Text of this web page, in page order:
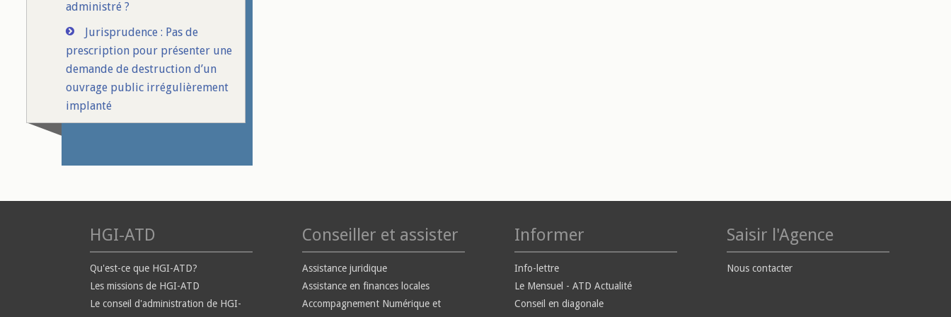
administré ?
Jurisprudence : Pas de
prescription pour présenter une
demande de destruction d’un
ouvrage public irrégulièrement
implanté
HGI-ATD
Qu'est-ce que HGI-ATD?
Les missions de HGI-ATD
Le conseil d'administration de HGI-
Conseiller et assister
Assistance juridique
Assistance en finances locales
Accompagnement Numérique et
Informer
Info-lettre
Le Mensuel - ATD Actualité
Conseil en diagonale
Saisir l'Agence
Nous contacter